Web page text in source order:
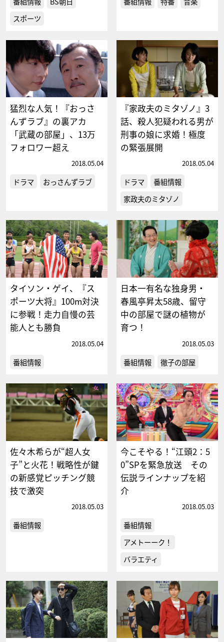
スポーツ
猛烈な人気！『おっさ
んずラブ』の裏アカ
「武蔵の部屋」、13万
フォロワー超え
2018.05.04
ドラマ おっさんずラブ
『家政夫のミタゾノ』3
話、殺人犯疑われる男が
刑事の娘に求婚！極度
の緊張展開
2018.05.04
ドラマ
番組情報
家政夫のミタゾノ
タイソン・ゲイ、『ス
ポーツ大将』100m対決
に参戦！走力自慢の芸
能人とも勝負
2018.05.04
番組情報
日本一有名な独身男・
春風亭昇太58歳、留守
中の部屋で謎の植物が
育つ！
2018.05.03
番組情報 徹子の部屋
佐々木希らが“超人女
子”と火花！戦略性が鍵
の新感覚ピッチング競
技で激突
2018.05.03
番組情報
今こそやる！“江頭2：5
0”SPを緊急放送 その
伝説ラインナップを紹
介
2018.05.03
番組情報
アメトーーク！
バラエティ